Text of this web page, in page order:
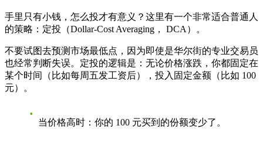
手里只有小钱，怎么投才有意义？这里有一个非常适合普通人
的策略： 定投（Dollar-Cost Averaging， DCA） 。
不要试图去预测市场最低点，因为即使是华尔街的专业交易员
也经常判断失误。定投的逻辑是：无论价格涨跌，你都固定在
某个时间（比如每周五发工资后），投入固定金额（比如 100
元）。
当价格高时 ：你的 100 元买到的份额变少了。